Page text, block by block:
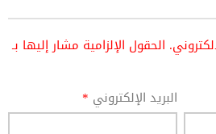
الحقول الإلزامية مشار إليها بـ
البريد الإلكتروني *